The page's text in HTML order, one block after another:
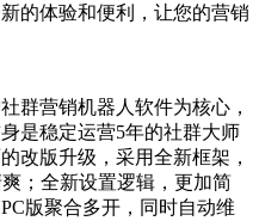
的体验和便利，让您的营销
群营销机器人软件为核心，
是稳定运营5年的社群大师
改版升级，采用全新框架，
；全新设置逻辑，更加简
版聚合多开，同时自动维